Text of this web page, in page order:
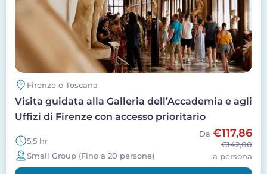
Firenze e Toscana
Visita guidata alla Galleria dell’Accademia e agli
Uffizi di Firenze con accesso prioritario
5.5 hr
Small Group (Fino a 20 persone)
Da €117,86
€142,00
a persona